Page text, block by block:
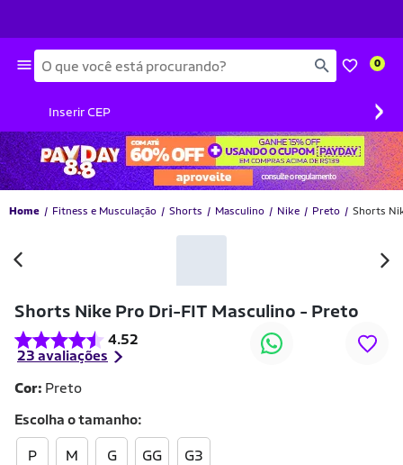
Busca 0
Inserir CEP ›
Home Fitness e Musculação Shorts Masculino Nike Preto Shorts
Shorts Nike Pro Dri-FIT Masculino - Preto
4.52
23 avaliações
Cor: Preto
Escolha otamanho
P M G GG G3